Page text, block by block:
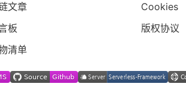
文章
板
清单
Cookies
版权协议